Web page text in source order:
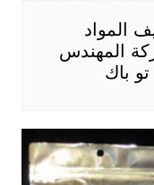
المواد
المهندس
باك